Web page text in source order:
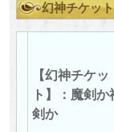
幻神チケット
【幻神チケッ
ト】：魔剣か
剣か